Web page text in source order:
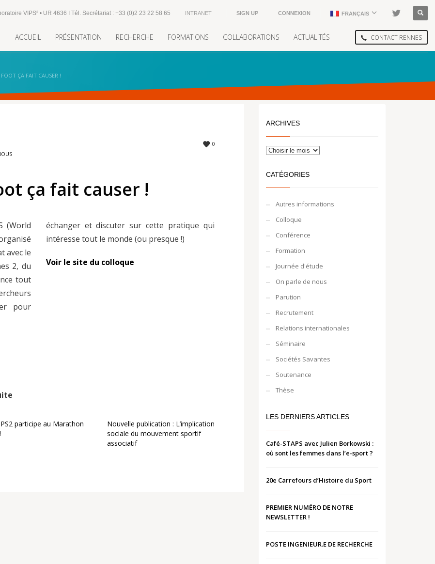
VIPS² • UR 4636 I Tél. Secrétariat : +33 (0)2 23 22 58 65 INTRANET SIGN UP CONNEXION FRANÇAIS
ACCUEIL PRÉSENTATION RECHERCHE FORMATIONS COLLABORATIONS ACTUALITÉS CONTACT RENNES
ÇA FAIT CAUSER !
0
ça fait causer !
(World
avec le
2, du
tout
pour
qui
intéresse tout le monde (ou presque !)
Voir le site du colloque
participe au Marathon
Nouvelle publication : L’implication
sociale du mouvement sportif
associatif
ARCHIVES
CATÉGORIES
Autres informations
Colloque
Conférence
Formation
Journée d'étude
On parle de nous
Parution
Recrutement
Relations internationales
Séminaire
Sociétés Savantes
Soutenance
Thèse
LES DERNIERS ARTICLES
Café-STAPS avec Julien Borkowski :
où sont les femmes dans l’e-sport ?
20e Carrefours d’Histoire du Sport
PREMIER NUMÉRO DE NOTRE
NEWSLETTER !
POSTE INGENIEUR.E DE RECHERCHE